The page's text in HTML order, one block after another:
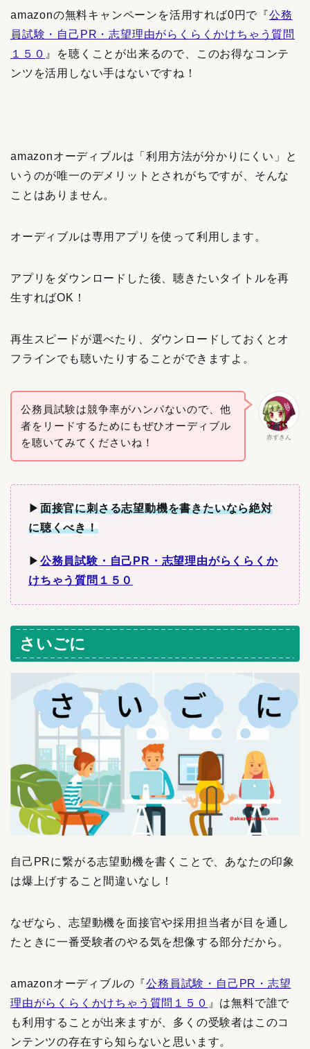
amazonの無料キャンペーンを活用すれば0円で『公務
員試験・自己PR・志望理由がらくらくかけちゃう質問
１５０ 』を聴くことが出来るので、このお得なコンテ
ンツを活用しない手はないですね！
amazonオーディブルは「利用方法が分かりにくい」と
いうのが唯一のデメリットとされがちですが、そんな
ことはありません。
オーディブルは専用アプリを使って利用します。
アプリをダウンロードした後、聴きたいタイトルを再
生すればOK！
再生スピードが選べたり、ダウンロードしておくとオ
フラインでも聴いたりすることができますよ。
赤ずきん
公務員試験は競争率がハンパないので、他
者をリードするためにもぜひオーディブル
を聴いてみてくださいね！
▶︎ 面接官に刺さる志望動機を書きたいなら絶対
に聴くべき！
▶︎ 公務員試験・自己PR・志望理由がらくらくか
けちゃう質問１５０
さいごに
自己PRに繋がる志望動機を書くことで、あなたの印象
は爆上げすること間違いなし！
なぜなら、志望動機を面接官や採用担当者が目を通し
たときに一番受験者のやる気を想像する部分だから。
amazonオーディブルの 『公務員試験・自己PR・志望
理由がらくらくかけちゃう質問１５０ 』 は無料で誰で
も利用することが出来ますが、多くの受験者はこのコ
ンテンツの存在すら知らないと思います。